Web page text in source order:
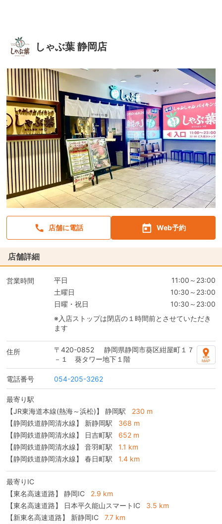
しゃぶ葉 静岡店
店舗に電話 Web予約
店舗詳細
営業時間 平日
11:00～23:00
土曜日
10:30～23:00
日曜・祝日
10:30～23:00
※入店ストップは閉店の１時間前とさせていただき
ます
住所 〒420-0852
静岡県静岡市葵区紺屋町１７
－１ 葵タワー地下１階
電話番号 054-205-3262
最寄り駅
【JR東海道本線(熱海～浜松)】 静岡駅
230 m
【静岡鉄道静岡清水線】 新静岡駅
368 m
【静岡鉄道静岡清水線】 日吉町駅
652 m
【静岡鉄道静岡清水線】 音羽町駅
1.1 km
【静岡鉄道静岡清水線】 春日町駅
1.4 km
最寄りIC
【東名高速道路】
静岡IC
2.9 km
【東名高速道路】
日本平久能山スマートIC
3.5 km
【新東名高速道路】
新静岡IC 7.7 km